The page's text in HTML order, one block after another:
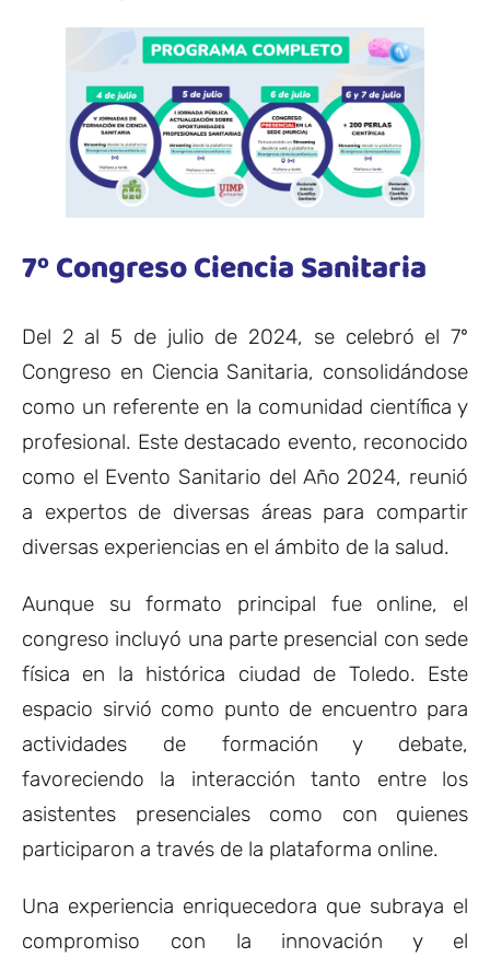
7º Congreso Ciencia Sanitaria
Del 2 al 5 de julio de 2024, se celebró el 7º
Congreso en Ciencia Sanitaria, consolidándose
como un referente en la comunidad científica y
profesional. Este destacado evento, reconocido
como el Evento Sanitario del Año 2024, reunió
a expertos de diversas áreas para compartir
diversas experiencias en el ámbito de la salud.
Aunque su formato principal fue online, el
congreso incluyó una parte presencial con sede
física en la histórica ciudad de Toledo. Este
espacio sirvió como punto de encuentro para
actividades de formación y debate,
favoreciendo la interacción tanto entre los
asistentes presenciales como con quienes
participaron a través de la plataforma online.
Una experiencia enriquecedora que subraya el
compromiso con la innovación y el